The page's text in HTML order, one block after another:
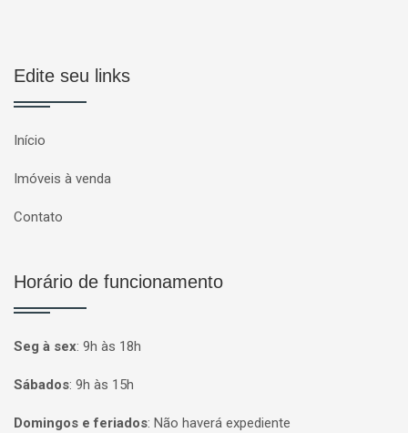
Edite seu links
Início
Imóveis à venda
Contato
Horário de funcionamento
Seg à sex: 9h às 18h
Sábados: 9h às 15h
Domingos e feriados: Não haverá expediente